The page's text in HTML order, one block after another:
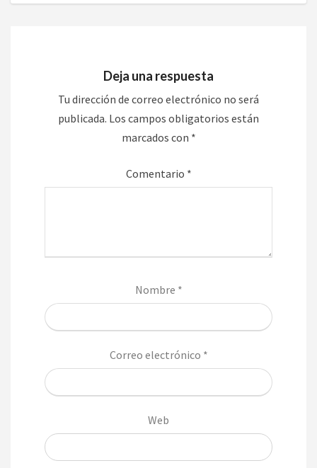
Deja una respuesta
Tu dirección de correo electrónico no será
publicada. Los campos obligatorios están
marcados con *
Comentario *
Nombre *
Correo electrónico *
Web